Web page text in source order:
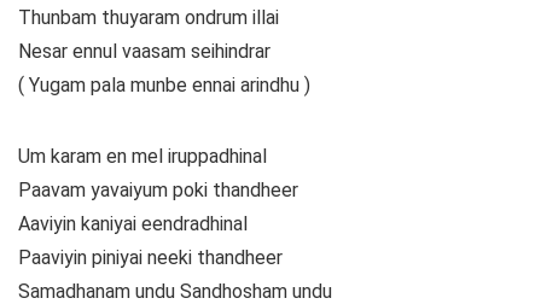
Thunbam thuyaram ondrum illai
Nesar ennul vaasam seihindrar
( Yugam pala munbe ennai arindhu )
Um karam en mel iruppadhinal
Paavam yavaiyum poki thandheer
Aaviyin kaniyai eendradhinal
Paaviyin piniyai neeki thandheer
Samadhanam undu Sandhosham undu